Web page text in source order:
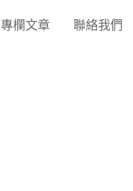
專欄文章 聯絡我們